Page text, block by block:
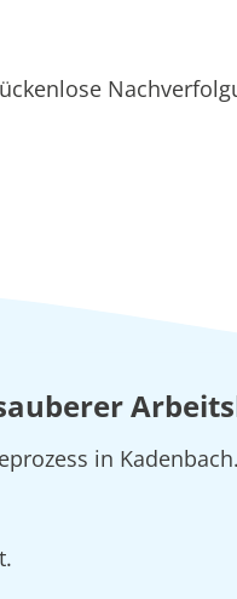
in Kadenbach.